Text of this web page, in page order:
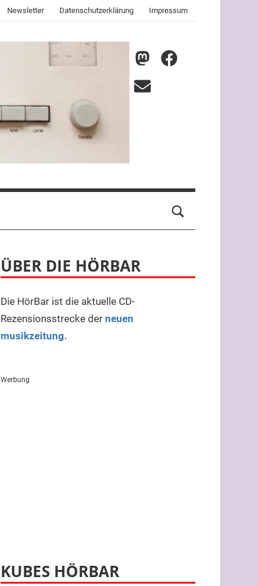
Newsletter Datenschutzerklärung Impressum
nmz
Mastodon
nmz
E-
ÜBER DIE HÖRBAR
Die HörBar ist die aktuelle CD-
Rezensionsstrecke der neuen
musikzeitung.
Werbung
KUBES HÖRBAR